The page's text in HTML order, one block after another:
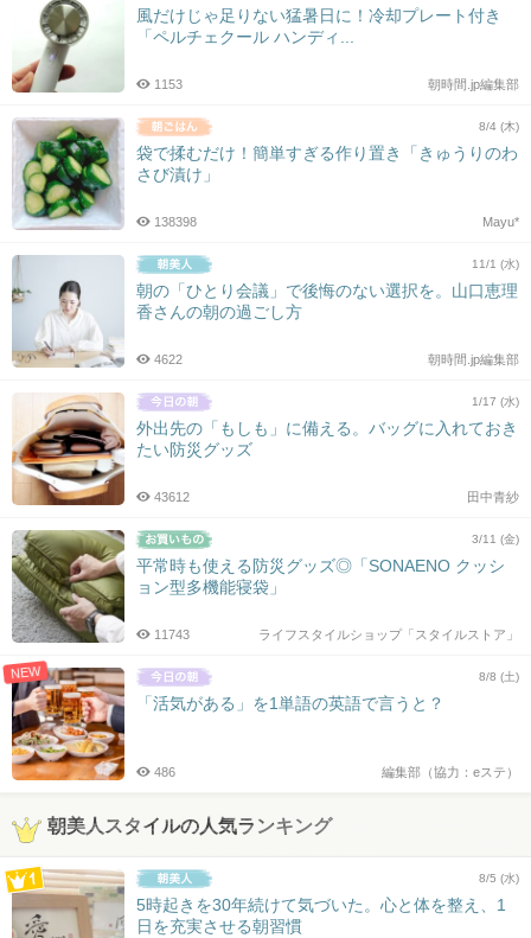
風だけじゃ足りない猛暑日に！冷却プレート付き
「ペルチェクール ハンディ...
朝時間.jp編集部
1153
8/4 (木)
袋で揉むだけ！簡単すぎる作り置き「きゅうりのわ
さび漬け」
Mayu*
138398
11/1 (水)
朝の「ひとり会議」で後悔のない選択を。山口恵理
香さんの朝の過ごし方
朝時間.jp編集部
4622
1/17 (水)
外出先の「もしも」に備える。バッグに入れておき
たい防災グッズ
田中青紗
43612
3/11 (金)
平常時も使える防災グッズ◎「SONAENO クッシ
ョン型多機能寝袋」
ライフスタイルショップ「スタイルストア」
11743
NEW 8/8 (土)
「活気がある」を1単語の英語で言うと？
編集部（協力：eステ）
486
朝美人スタイルの人気ランキング
8/5 (水)
5時起きを30年続けて気づいた。心と体を整え、1
日を充実させる朝習慣